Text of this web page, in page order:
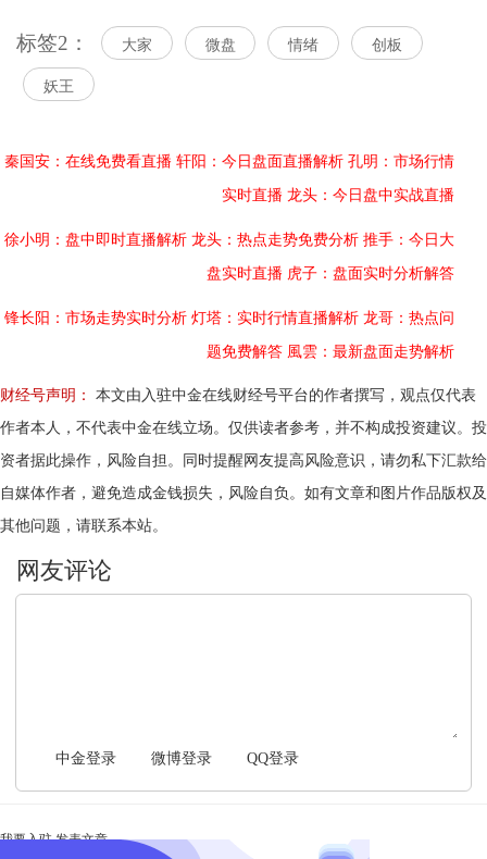
标签2： 大家 微盘 情绪 创板
妖王
秦国安：在线免费看直播 轩阳：今日盘面直播解析 孔明：市场行情
实时直播 龙头：今日盘中实战直播
徐小明：盘中即时直播解析 龙头：热点走势免费分析 推手：今日大
盘实时直播 虎子：盘面实时分析解答
锋长阳：市场走势实时分析 灯塔：实时行情直播解析 龙哥：热点问
题免费解答 風雲：最新盘面走势解析
财经号声明：
本文由入驻中金在线财经号平台的作者撰写，观点仅代表
作者本人，不代表中金在线立场。仅供读者参考，并不构成投资建议。投
资者据此操作，风险自担。同时提醒网友提高风险意识，请勿私下汇款给
自媒体作者，避免造成金钱损失，风险自负。如有文章和图片作品版权及
其他问题，请联系本站。
中金登录 微博登录 QQ登录
我要入驻 发表文章